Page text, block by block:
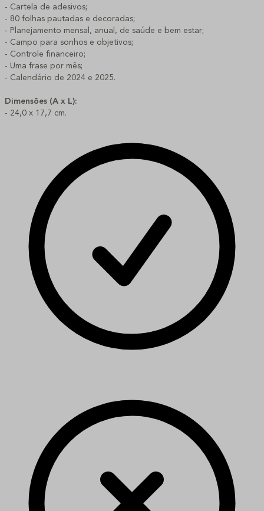
- Cartela de adesivos;
- 80 folhas pautadas e decoradas;
- Planejamento mensal, anual, de saúde e bem estar;
- Campo para sonhos e objetivos;
- Controle financeiro;
- Uma frase por mês;
- Calendário de 2024 e 2025.
Dimensões (A x L):
- 24,0 x 17,7 cm.